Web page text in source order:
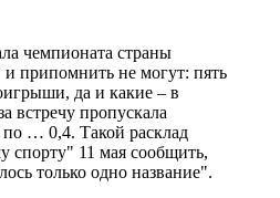
чемпионата страны
припомнить не могут: пять
да и какие – в
встречу пропускала
по … 0,4. Такой расклад
спорту" 11 мая сообщить,
только одно название".